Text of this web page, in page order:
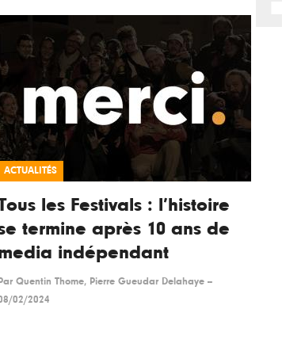
ACTUALITÉS
les Festivals : l’histoire
termine après 10 ans de
indépendant
Par Quentin Thome, Pierre Gueudar Delahaye --
02/2024